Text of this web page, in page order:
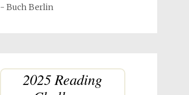
- Buch Berlin
2025 Reading